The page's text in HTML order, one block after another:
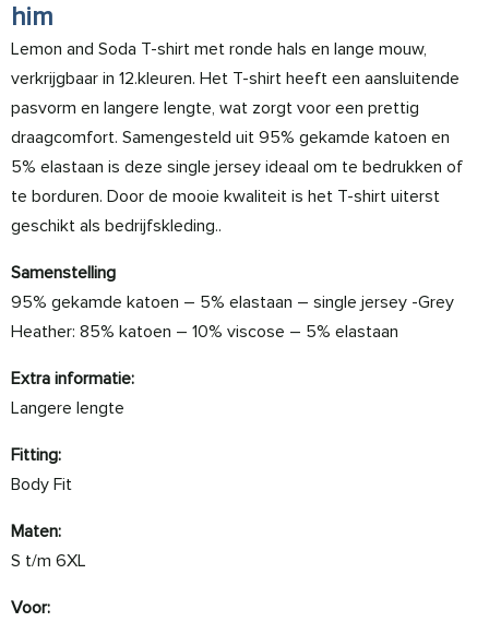
him
Lemon and Soda T-shirt met ronde hals en lange mouw,
verkrijgbaar in 12.kleuren. Het T-shirt heeft een aansluitende
pasvorm en langere lengte, wat zorgt voor een prettig
draagcomfort. Samengesteld uit 95% gekamde katoen en
5% elastaan is deze single jersey ideaal om te bedrukken of
te borduren. Door de mooie kwaliteit is het T-shirt uiterst
geschikt als bedrijfskleding..
Samenstelling
95% gekamde katoen – 5% elastaan – single jersey -Grey
Heather: 85% katoen – 10% viscose – 5% elastaan
Extra informatie:
Langere lengte
Fitting:
Body Fit
Maten:
S t/m 6XL
Voor: